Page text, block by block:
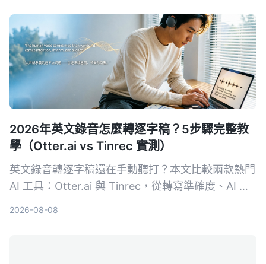
2026年英文錄音怎麼轉逐字稿？5步驟完整教
學（Otter.ai vs Tinrec 實測）
英文錄音轉逐字稿還在手動聽打？本文比較兩款熱門
AI 工具：Otter.ai 與 Tinrec，從轉寫準確度、AI 整
2026-08-08